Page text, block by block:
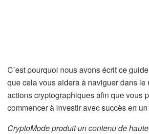
C’est pourquoi nous avons écrit ce
que cela vous aidera à naviguer dans le
actions cryptographiques afin que vous
commencer à investir avec succès en
CryptoMode produit un contenu de